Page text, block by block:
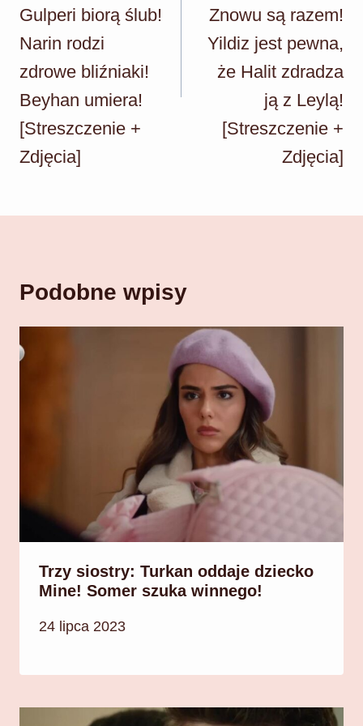
Gulperi biorą ślub!
Narin rodzi
zdrowe bliźniaki!
Beyhan umiera!
[Streszczenie +
Zdjęcia]
Znowu są razem!
Yildiz jest pewna,
że Halit zdradza
ją z Leylą!
[Streszczenie +
Zdjęcia]
Podobne wpisy
Trzy siostry: Turkan oddaje dziecko
Mine! Somer szuka winnego!
24 lipca 2023